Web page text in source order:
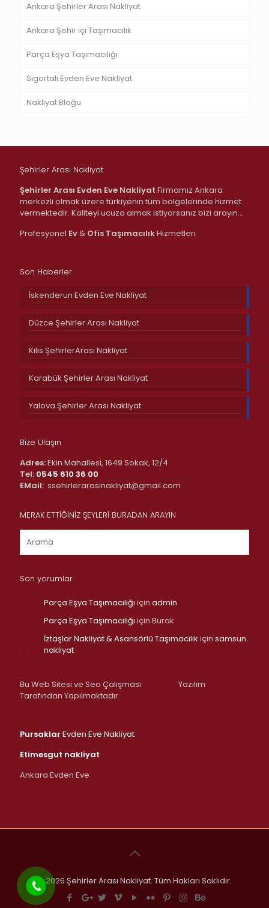
Ankara Şehirler Arası Nakliyat
Ankara Şehir içi Taşımacılık
Parça Eşya Taşımacılığı
Sigortalı Evden Eve Nakliyat
Nakliyat Bloğu
Şehirler Arası Nakliyat
Şehirler Arası Evden Eve Nakliyat Firmamız Ankara
merkezli olmak üzere türkiyenin tüm bölgelerinde hizmet
vermektedir. Kaliteyi ucuza almak istiyorsanız bizi arayın…
Profesyonel Ev& Ofis TaşımacılıkHizmetleri
Son Haberler
İskenderun Evden Eve Nakliyat
Düzce Şehirler Arası Nakliyat
Kilis ŞehirlerArası Nakliyat
Karabük Şehirler Arası Nakliyat
Yalova Şehirler Arası Nakliyat
Bize Ulaşın
Adres:Ekin Mahallesi, 1649 Sokak, 12/4
Tel: 0545 610 36 00
EMail: ssehirlerarasinakliyat@gmail.com
MERAK ETTİĞİNİZ ŞEYLERİ BURADAN ARAYIN
Son yorumlar
Parça Eşya Taşımacılığı için admin
Parça Eşya Taşımacılığı için Burak
İztaşlar Nakliyat & Asansörlü Taşımacılık için samsun
nakliyat
Bu Web Sitesi ve Seo Çalışması
Yazılım
Tarafından Yapılmaktadır.
Pursaklar Evden Eve Nakliyat
Etimesgut nakliyat
Ankara Evden Eve
© 2026 Şehirler Arası Nakliyat. Tüm Hakları Saklıdır.